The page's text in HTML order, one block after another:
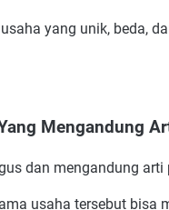
yang unik, beda,
Mengandung
dan mengandung
usaha tersebut bisa